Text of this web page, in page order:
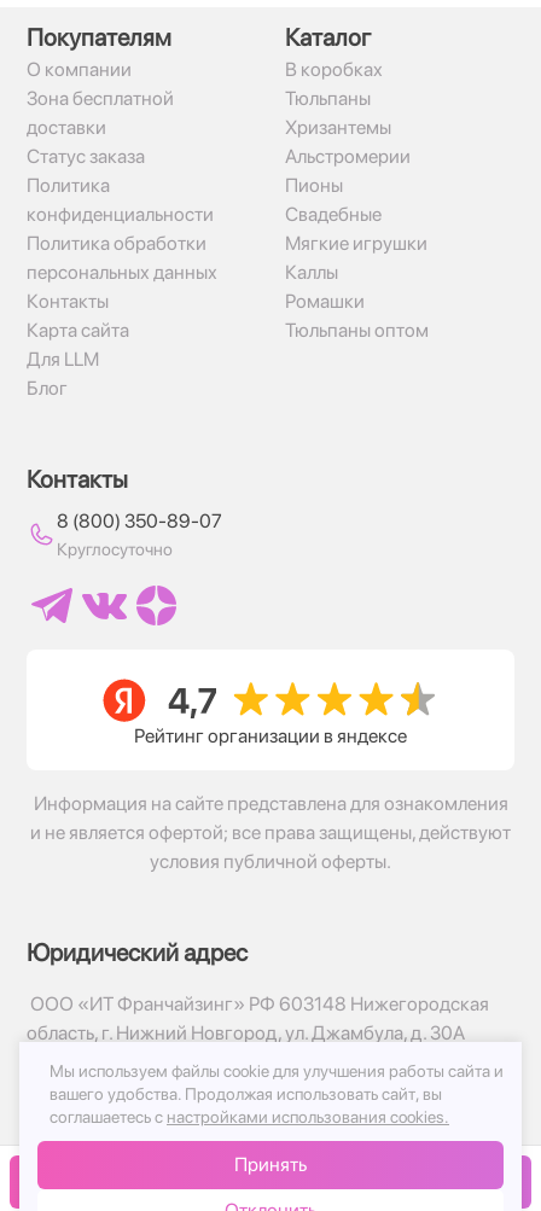
В корзину
Покупателям
О компании
Зона бесплатной
доставки
Статус заказа
Политика
конфиденциальности
Политика обработки
персональных данных
Контакты
Карта сайта
Для LLM
Блог
Каталог
В коробках
Тюльпаны
Хризантемы
Альстромерии
Пионы
Свадебные
Мягкие игрушки
Каллы
Ромашки
Тюльпаны оптом
Контакты
8 (800) 350-89-07
Круглосуточно
Рейтинг организации в яндексе
Информация на сайте представлена для ознакомления
и не является офертой; все права защищены, действуют
условия публичной оферты.
Юридический адрес
ООО «ИТ Франчайзинг» РФ 603148 Нижегородская
область, г. Нижний Новгород, ул. Джамбула, д. 30А
© 2017-2026г, База Цветов 24.ру
Политика конфиденциальности
Публичная оферта
Мы используем файлы cookie для улучшения работы сайта и
вашего удобства. Продолжая использовать сайт, вы
соглашаетесь с настройками использования cookies.
Принять